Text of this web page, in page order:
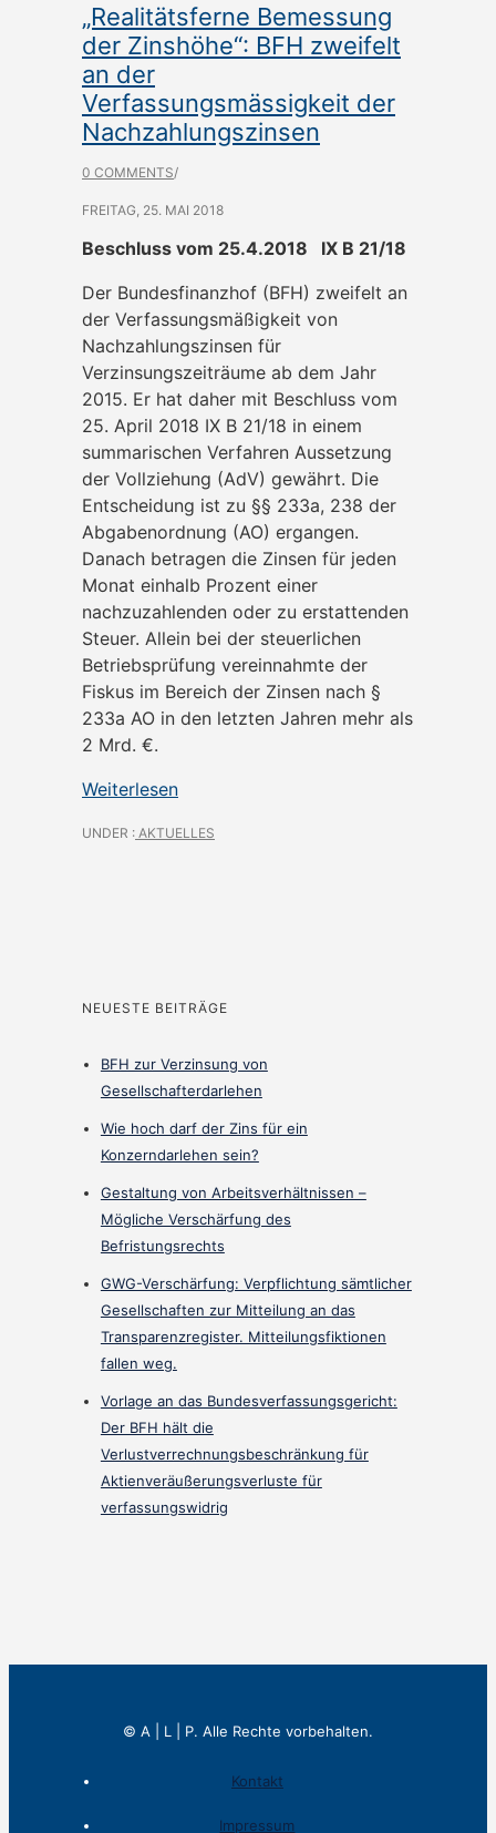
„Realitätsferne Bemessung
der Zinshöhe“: BFH zweifelt
an der
Verfassungsmässigkeit der
Nachzahlungszinsen
0 COMMENTS/
FREITAG, 25. MAI 2018
Beschluss vom 25.4.2018 IX B 21/18
Der Bundesfinanzhof (BFH) zweifelt an
der Verfassungsmäßigkeit von
Nachzahlungszinsen für
Verzinsungszeiträume ab dem Jahr
2015. Er hat daher mit Beschluss vom
25. April 2018 IX B 21/18 in einem
summarischen Verfahren Aussetzung
der Vollziehung (AdV) gewährt. Die
Entscheidung ist zu §§ 233a, 238 der
Abgabenordnung (AO) ergangen.
Danach betragen die Zinsen für jeden
Monat einhalb Prozent einer
nachzuzahlenden oder zu erstattenden
Steuer. Allein bei der steuerlichen
Betriebsprüfung vereinnahmte der
Fiskus im Bereich der Zinsen nach §
233a AO in den letzten Jahren mehr als
2 Mrd. €.
Weiterlesen
UNDER : AKTUELLES
NEUESTE BEITRÄGE
BFH zur Verzinsung von
Gesellschafterdarlehen
Wie hoch darf der Zins für ein
Konzerndarlehen sein?
Gestaltung von Arbeitsverhältnissen –
Mögliche Verschärfung des
Befristungsrechts
GWG-Verschärfung: Verpflichtung sämtlicher
Gesellschaften zur Mitteilung an das
Transparenzregister. Mitteilungsfiktionen
fallen weg.
Vorlage an das Bundesverfassungsgericht:
Der BFH hält die
Verlustverrechnungsbeschränkung für
Aktienveräußerungsverluste für
verfassungswidrig
© A | L | P. Alle Rechte vorbehalten.
Kontakt
Impressum